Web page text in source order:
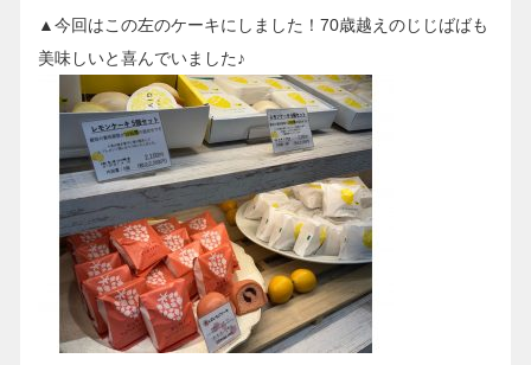
▲今回はこの左のケーキにしました！70歳越えのじじばばも
美味しいと喜んでいました♪